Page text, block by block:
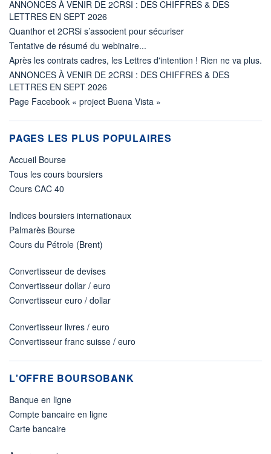
ANNONCES À VENIR DE 2CRSI : DES CHIFFRES & DES
LETTRES EN SEPT 2026
Quanthor et 2CRSi s’associent pour sécuriser
Tentative de résumé du webinaire...
Après les contrats cadres, les Lettres d'intention ! Rien ne va plus.
ANNONCES À VENIR DE 2CRSI : DES CHIFFRES & DES
LETTRES EN SEPT 2026
Page Facebook « project Buena Vista »
PAGES LES PLUS POPULAIRES
Accueil Bourse
Tous les cours boursiers
Cours CAC 40
Indices boursiers internationaux
Palmarès Bourse
Cours du Pétrole (Brent)
Convertisseur de devises
Convertisseur dollar / euro
Convertisseur euro / dollar
Convertisseur livres / euro
Convertisseur franc suisse / euro
L'OFFRE BOURSOBANK
Banque en ligne
Compte bancaire en ligne
Carte bancaire